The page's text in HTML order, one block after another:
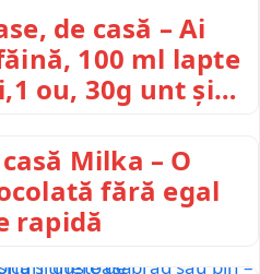
de casă – Ai
100 ml lapte
ou, 30g unt și…
Milka – O
fără egal
rapidă